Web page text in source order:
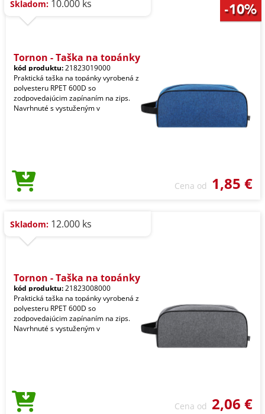
Skladom: 10.000 ks
Tornon - Taška na topánky
kód produktu:21823019000
Praktická taška na topánky vyrobená z
polyesteru RPET 600D so
zodpovedajúcim zapínaním na zips.
Navrhnuté s vystuženým v
Cena od 1,85 €
Skladom: 12.000 ks
Tornon - Taška na topánky
kód produktu:21823008000
Praktická taška na topánky vyrobená z
polyesteru RPET 600D so
zodpovedajúcim zapínaním na zips.
Navrhnuté s vystuženým v
Cena od 2,06 €